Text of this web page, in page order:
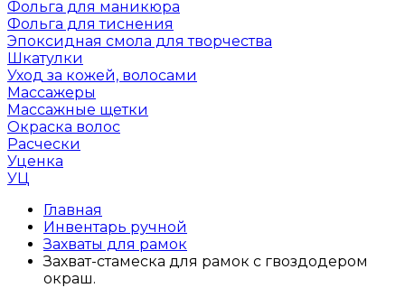
Фольга для маникюра
Фольга для тиснения
Эпоксидная смола для творчества
Шкатулки
Уход за кожей, волосами
Массажеры
Массажные щетки
Окраска волос
Расчески
Уценка
УЦ
Главная
Инвентарь ручной
Захваты для рамок
Захват-стамеска для рамок с гвоздодером
окраш.